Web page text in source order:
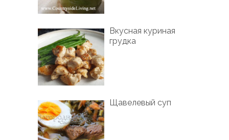
Вкусная куриная
грудка
Щавелевый суп